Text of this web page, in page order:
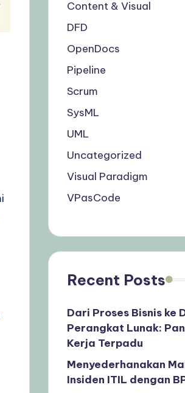
Content & Visual
DFD
OpenDocs
Pipeline
Scrum
SysML
UML
Uncategorized
Visual Paradigm
VPasCode
Recent Posts
Dari Proses Bisnis ke
Perangkat Lunak:
Kerja Terpadu
Menyederhanakan
Insiden ITIL dengan